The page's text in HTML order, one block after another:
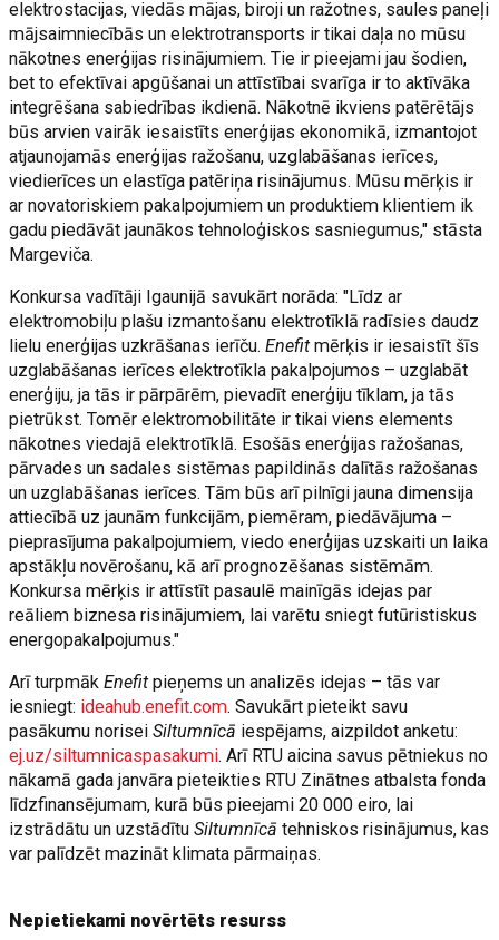
elektrostacijas, viedās mājas, biroji un ražotnes, saules paneļi
mājsaimniecībās un elektrotransports ir tikai daļa no mūsu
nākotnes enerģijas risinājumiem. Tie ir pieejami jau šodien,
bet to efektīvai apgūšanai un attīstībai svarīga ir to aktīvāka
integrēšana sabiedrības ikdienā. Nākotnē ikviens patērētājs
būs arvien vairāk iesaistīts enerģijas ekonomikā, izmantojot
atjaunojamās enerģijas ražošanu, uzglabāšanas ierīces,
viedierīces un elastīga patēriņa risinājumus. Mūsu mērķis ir
ar novatoriskiem pakalpojumiem un produktiem klientiem ik
gadu piedāvāt jaunākos tehnoloģiskos sasniegumus," stāsta
Margeviča.
Konkursa vadītāji Igaunijā savukārt norāda: "Līdz ar
elektromobiļu plašu izmantošanu elektrotīklā radīsies daudz
lielu enerģijas uzkrāšanas ierīču.Enefitmērķis ir iesaistīt šīs
uzglabāšanas ierīces elektrotīkla pakalpojumos – uzglabāt
enerģiju, ja tās ir pārpārēm, pievadīt enerģiju tīklam, ja tās
pietrūkst. Tomēr elektromobilitāte ir tikai viens elements
nākotnes viedajā elektrotīklā. Esošās enerģijas ražošanas,
pārvades un sadales sistēmas papildinās dalītās ražošanas
un uzglabāšanas ierīces. Tām būs arī pilnīgi jauna dimensija
attiecībā uz jaunām funkcijām, piemēram, piedāvājuma –
pieprasījuma pakalpojumiem, viedo enerģijas uzskaiti un laika
apstākļu novērošanu, kā arī prognozēšanas sistēmām.
Konkursa mērķis ir attīstīt pasaulē mainīgās idejas par
reāliem biznesa risinājumiem, lai varētu sniegt futūristiskus
energopakalpojumus."
Arī turpmākEnefitpieņems un analizēs idejas – tās var
iesniegt: ideahub.enefit.com. Savukārt pieteikt savu
pasākumu noriseiSiltumnīcā iespējams, aizpildot anketu:
ej.uz/siltumnicaspasakumi. Arī RTU aicina savus pētniekus no
nākamā gada janvāra pieteikties RTU Zinātnes atbalsta fonda
līdzfinansējumam, kurā būs pieejami 20 000 eiro, lai
izstrādātu un uzstādītuSiltumnīcātehniskos risinājumus, kas
var palīdzēt mazināt klimata pārmaiņas.
Nepietiekami novērtēts resurss